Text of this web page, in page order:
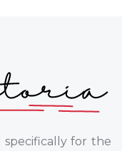
for the